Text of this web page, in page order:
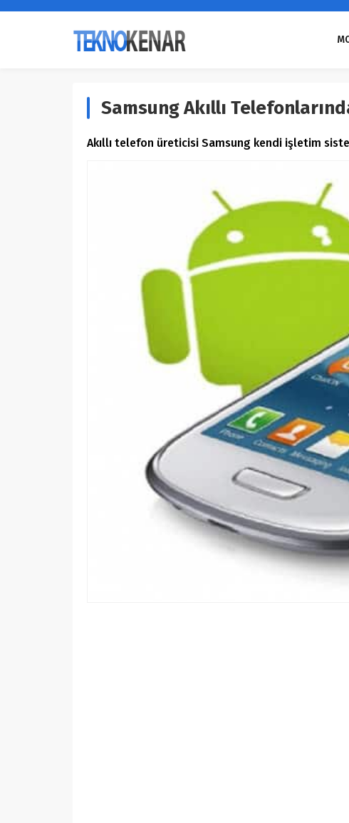
Samsung Akıllı
Akıllı telefon üreticisi Samsung kendi işletim